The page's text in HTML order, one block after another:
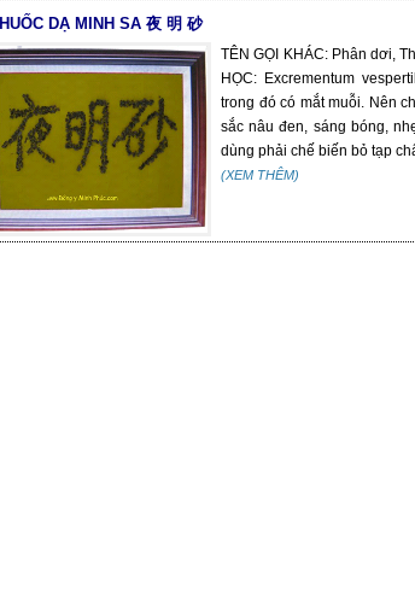
DẠ MINH SA 夜 明 砂
TÊN GỌI KHÁC: Phân dơi,
HỌC: Excrementum
trong đó có mắt muỗi. Nên
sắc nâu đen, sáng bóng,
dùng phải chế biến bỏ tạp
(XEM THÊM)